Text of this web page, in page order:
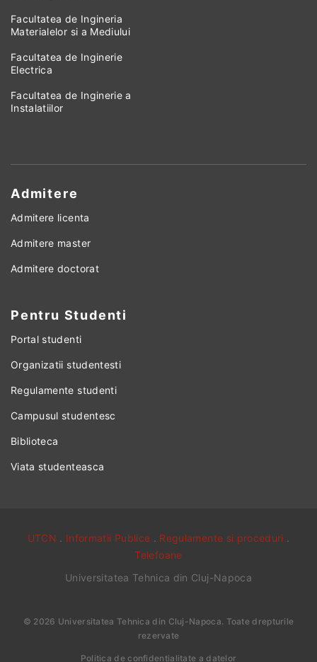
Facultatea de Ingineria
Materialelor si a Mediului
Facultatea de Inginerie
Electrica
Facultatea de Inginerie a
Instalatiilor
Admitere
Admitere licenta
Admitere master
Admitere doctorat
Pentru Studenti
Portal studenti
Organizatii studentesti
Regulamente studenti
Campusul studentesc
Biblioteca
Viata studenteasca
UTCN . Informatii Publice . Regulamente si proceduri .
Telefoane
Universitatea Tehnica din Cluj-Napoca
© 2026 Universitatea Tehnica din Cluj-Napoca. Toate drepturile
rezervate
Politica de confidențialitate a datelor